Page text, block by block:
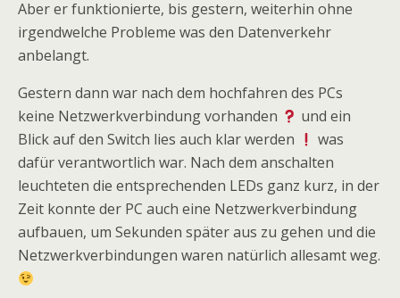
Aber er funktionierte, bis gestern, weiterhin ohne
irgendwelche Probleme was den Datenverkehr
anbelangt.
Gestern dann war nach dem hochfahren des PCs
keine Netzwerkverbindung vorhanden
und ein
Blick auf den Switch lies auch klar werden
was
dafür verantwortlich war. Nach dem anschalten
leuchteten die entsprechenden LEDs ganz kurz, in der
Zeit konnte der PC auch eine Netzwerkverbindung
aufbauen, um Sekunden später aus zu gehen und die
Netzwerkverbindungen waren natürlich allesamt weg.